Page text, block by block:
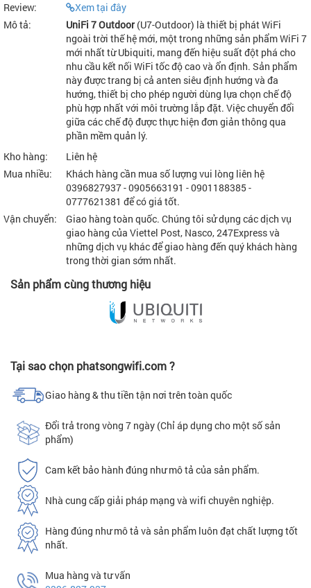
Review:
Xem tại đây
Mô tả:
UniFi 7 Outdoor(U7-Outdoor) là thiết bị phát WiFi
ngoài trời thế hệ mới, một trong những sản phẩm WiFi 7
mới nhất từ Ubiquiti, mang đến hiệu suất đột phá cho
nhu cầu kết nối WiFi tốc độ cao và ổn định. Sản phẩm
này được trang bị cả anten siêu định hướng và đa
hướng, thiết bị cho phép người dùng lựa chọn chế độ
phù hợp nhất với môi trường lắp đặt. Việc chuyển đổi
giữa các chế độ được thực hiện đơn giản thông qua
phần mềm quản lý.
Kho hàng:
Liên hệ
Mua nhiều:
Khách hàng cần mua số lượng vui lòng liên hệ
0396827937 - 0905663191 - 0901188385 -
0777621381 để có giá tốt.
Vận chuyển:
Giao hàng toàn quốc. Chúng tôi sử dụng các dịch vụ
giao hàng của Viettel Post, Nasco, 247Express và
những dịch vụ khác để giao hàng đến quý khách hàng
trong thời gian sớm nhất.
Sản phẩm cùng thương hiệu
Tại sao chọn phatsongwifi.com ?
Giao hàng & thu tiền tận nơi trên toàn quốc
Đổi trả trong vòng 7 ngày (Chỉ áp dụng cho một số sản
phẩm)
Cam kết bảo hành đúng như mô tả của sản phẩm.
Nhà cung cấp giải pháp mạng và wifi chuyên nghiệp.
Hàng đúng như mô tả và sản phẩm luôn đạt chất lượng tốt
nhất.
Mua hàng và tư vấn